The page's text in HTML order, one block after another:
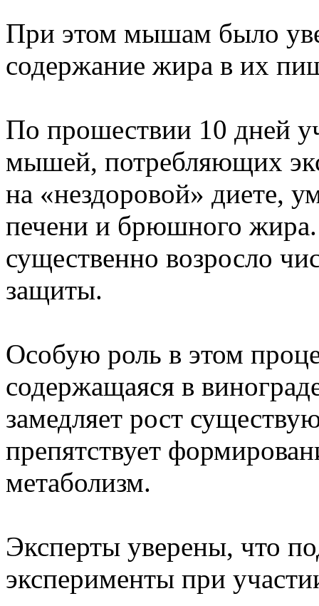
При этом мышам было
содержание жира в их
По прошествии 10 дней
мышей, потребляющих
на «нездоровой» диете,
печени и брюшного
существенно возросло
защиты.
Особую роль в этом
содержащаяся в
замедляет рост
препятствует
метаболизм.
Эксперты уверены, что
эксперименты при